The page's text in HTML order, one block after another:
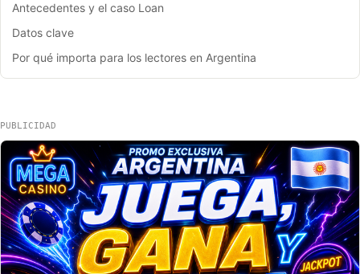
Antecedentes y el caso Loan
Datos clave
Por qué importa para los lectores en Argentina
PUBLICIDAD